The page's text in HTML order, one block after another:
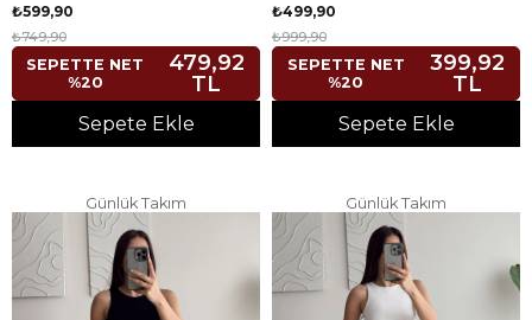
₺599,90
₺749,90
SEPETTE NET
%20
479,92
TL
Sepete Ekle
₺499,90
₺999,90
SEPETTE NET
%20
399,92
TL
Sepete Ekle
Günlük Takım Günlük Takım